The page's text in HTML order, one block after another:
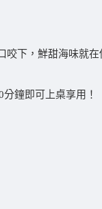
下，鮮甜海味就
鐘即可上桌享用！